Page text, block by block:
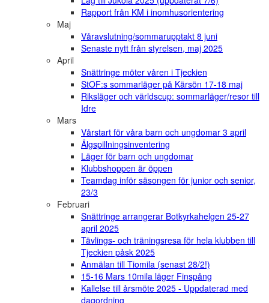
Rapport från KM i inomhusorientering
Maj
Våravslutning/sommarupptakt 8 juni
Senaste nytt från styrelsen, maj 2025
April
Snättringe möter våren i Tjeckien
StOF:s sommarläger på Kärsön 17-18 maj
Riksläger och världscup: sommarläger/resor till
Idre
Mars
Vårstart för våra barn och ungdomar 3 april
Älgspillningsinventering
Läger för barn och ungdomar
Klubbshoppen är öppen
Teamdag inför säsongen för junior och senior,
23/3
Februari
Snättringe arrangerar Botkyrkahelgen 25-27
april 2025
Tävlings- och träningsresa för hela klubben till
Tjeckien påsk 2025
Anmälan till Tiomila (senast 28/2!)
15-16 Mars 10mila läger Finspång
Kallelse till årsmöte 2025 - Uppdaterad med
dagordning